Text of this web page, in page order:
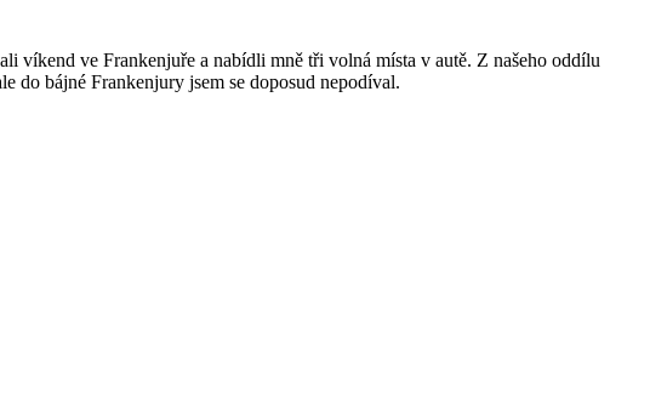
víkend ve Frankenjuře a nabídli mně tři volná místa v autě. Z našeho oddílu
do bájné Frankenjury jsem se doposud nepodíval.